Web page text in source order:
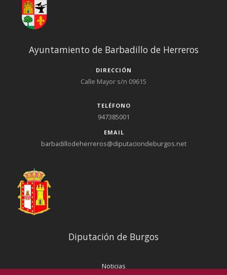
Ayuntamiento de Barbadillo de Herreros
DIRECCIÓN
Calle Mayor s/n 09615
TELÉFONO
947385001
EMAIL
barbadillodeherreros@diputaciondeburgos.net
Diputación de Burgos
Noticias